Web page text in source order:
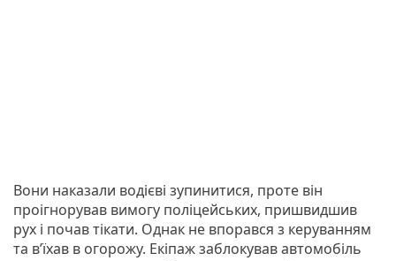
Вони наказали водієві зупинитися, проте він
проігнорував вимогу поліцейських, пришвидшив
рух і почав тікати. Однак не впорався з керуванням
та в’їхав в огорожу. Екіпаж заблокував автомобіль